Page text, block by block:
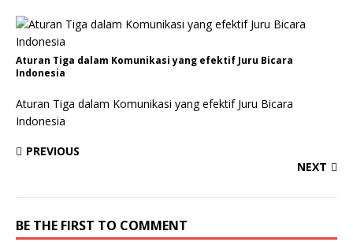
Aturan Tiga dalam Komunikasi yang efektif Juru Bicara
Indonesia
Aturan Tiga dalam Komunikasi yang efektif Juru Bicara
Indonesia
PREVIOUS
NEXT
BE THE FIRST TO COMMENT